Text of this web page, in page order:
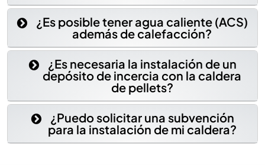
¿Es posible tener agua caliente (ACS)
además de calefacción?
¿Es necesaria la instalación de un
depósito de incercia con la caldera
de pellets?
¿Puedo solicitar una subvención
para la instalación de mi caldera?